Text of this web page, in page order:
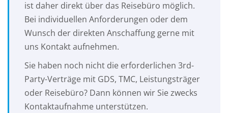
ist daher direkt über das Reisebüro möglich.
Bei individuellen Anforderungen oder dem
Wunsch der direkten Anschaffung gerne mit
uns Kontakt aufnehmen.
Sie haben noch nicht die erforderlichen 3rd-
Party-Verträge mit GDS, TMC, Leistungsträger
oder Reisebüro? Dann können wir Sie zwecks
Kontaktaufnahme unterstützen.